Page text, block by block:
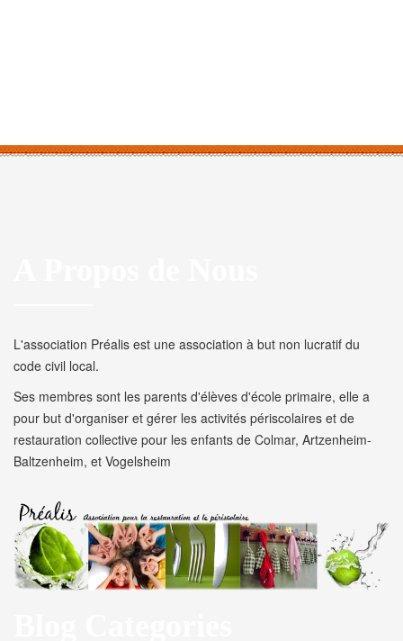
L'association Préalis est une association à but non lucratif du
code civil local.
Ses membres sont les parents d'élèves d'école primaire, elle a
pour but d'organiser et gérer les activités périscolaires et de
restauration collective pour les enfants de Colmar, Artzenheim-
Baltzenheim, et Vogelsheim